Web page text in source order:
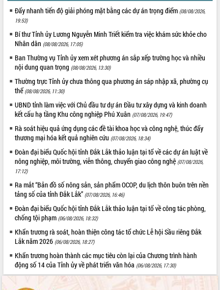
Đẩy nhanh tiến độ giải phóng mặt bằng các dự án trọng điểm (08/08/2026,
19:53)
Bí thư Tỉnh ủy Lương Nguyễn Minh Triết kiểm tra việc khám sức khỏe cho
Nhân dân (08/08/2026, 17:05)
Ban Thường vụ Tỉnh ủy xem xét phương án sắp xếp trường học và nhiều
nội dung quan trọng (08/08/2026, 13:30)
Thường trực Tỉnh ủy chưa thông qua phương án sáp nhập xã, phường cụ
thể (08/08/2026, 11:30)
UBND tỉnh làm việc với Chủ đầu tư dự án Đầu tư xây dựng và kinh doanh
kết cấu hạ tầng Khu công nghiệp Phú Xuân (07/08/2026, 19:47)
Rà soát hiệu quả ứng dụng các đề tài khoa học và công nghệ, thúc đẩy
thương mại hóa kết quả nghiên cứu (07/08/2026, 18:34)
Đoàn đại biểu Quốc hội tỉnh Đắk Lắk thảo luận tại tổ về các dự án luật về
nông nghiệp, môi trường, viễn thông, chuyển giao công nghệ (07/08/2026,
17:12)
Ra mắt “Bản đồ số nông sản, sản phẩm OCOP, du lịch thôn buôn trên nền
tảng số của tỉnh Đắk Lắk” (07/08/2026, 16:46)
Đoàn đại biểu Quốc hội tỉnh Đắk Lắk thảo luận tại tổ về công tác phòng,
chống tội phạm (06/08/2026, 18:32)
Khẩn trương rà soát, hoàn thiện công tác tổ chức Lễ hội Sầu riêng Đắk
Lắk năm 2026 (06/08/2026, 18:27)
Khẩn trương hoàn thành các mục tiêu còn lại của Chương trình hành
động số 14 của Tỉnh ủy về phát triển văn hóa (06/08/2026, 17:30)